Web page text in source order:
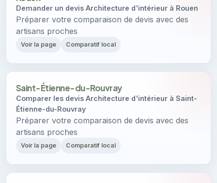
Demander un devis Architecture d'intérieur à Rouen
Préparer votre comparaison de devis avec des
artisans proches
Voir la page Comparatif local
Saint-Étienne-du-Rouvray
Comparer les devis Architecture d'intérieur à Saint-
Étienne-du-Rouvray
Préparer votre comparaison de devis avec des
artisans proches
Voir la page Comparatif local